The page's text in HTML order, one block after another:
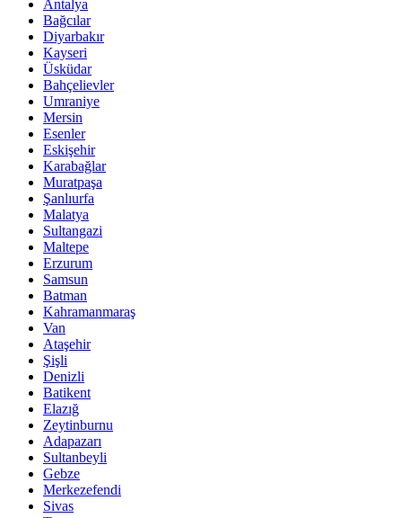
Antalya
Bağcılar
Diyarbakır
Kayseri
Üsküdar
Bahçelievler
Umraniye
Mersin
Esenler
Eskişehir
Karabağlar
Muratpaşa
Şanlıurfa
Malatya
Sultangazi
Maltepe
Erzurum
Samsun
Batman
Kahramanmaraş
Van
Ataşehir
Şişli
Denizli
Batikent
Elazığ
Zeytinburnu
Adapazarı
Sultanbeyli
Gebze
Merkezefendi
Sivas